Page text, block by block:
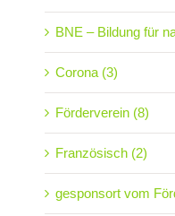
BNE – Bildung für
Corona (3)
Förderverein (8)
Französisch (2)
gesponsort vom